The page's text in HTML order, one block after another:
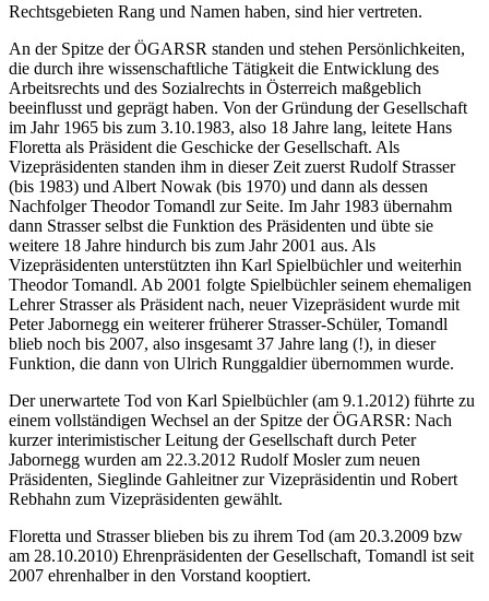
Rechtsgebieten Rang und Namen haben, sind hier vertreten.
An der Spitze der ÖGARSR standen und stehen Persönlichkeiten,
die durch ihre wissenschaftliche Tätigkeit die Entwicklung des
Arbeitsrechts und des Sozialrechts in Österreich maßgeblich
beeinflusst und geprägt haben. Von der Gründung der Gesellschaft
im Jahr 1965 bis zum 3.10.1983, also 18 Jahre lang, leitete Hans
Floretta als Präsident die Geschicke der Gesellschaft. Als
Vizepräsidenten standen ihm in dieser Zeit zuerst Rudolf Strasser
(bis 1983) und Albert Nowak (bis 1970) und dann als dessen
NachfolgerTheodor Tomandl zur Seite. Im Jahr 1983 übernahm
dann Strasserselbst die Funktion des Präsidenten und übte sie
weitere 18 Jahre hindurch bis zum Jahr 2001 aus. Als
Vizepräsidenten unterstützten ihn Karl Spielbüchlerund weiterhin
Theodor Tomandl. Ab 2001 folgte Spielbüchlerseinem ehemaligen
Lehrer Strasserals Präsident nach, neuer Vizepräsident wurde mit
Peter Jabornegg ein weiterer früherer Strasser-Schüler, Tomandl
blieb noch bis 2007, also insgesamt 37 Jahre lang (!), in dieser
Funktion, die dann von Ulrich Runggaldierübernommen wurde.
Der unerwartete Tod von Karl Spielbüchler(am 9.1.2012) führte zu
einem vollständigen Wechsel an der Spitze der ÖGARSR: Nach
kurzer interimistischer Leitung der Gesellschaft durch Peter
Jabornegg wurden am 22.3.2012 Rudolf Moslerzum neuen
Präsidenten, Sieglinde Gahleitnerzur Vizepräsidentin und Robert
Rebhahn zum Vizepräsidenten gewählt.
Floretta und Strasserblieben bis zu ihrem Tod (am 20.3.2009 bzw
am 28.10.2010) Ehrenpräsidenten der Gesellschaft, Tomandl ist seit
2007 ehrenhalber in den Vorstand kooptiert.